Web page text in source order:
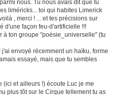
nous. Tu nous avais dit que tu
liméricks... toi qui habites Limerick
, merci ! ... et tes précisions sur
d'une façon feu-d'artificielle !!!
à ton groupe "poésie_universelle" (tu
envoyé récemment un haïku, forme
essayé, mais que tu sembles
(ici et ailleurs !) écoute Luc je me
plus tôt sur le Cirque tellement tu as